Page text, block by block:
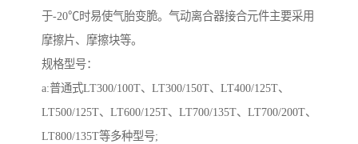
于-20℃时易使气胎变脆。气动离合器接合元件主要采用
摩擦片、摩擦块等。
规格型号：
a:普通式LT300/100T、LT300/150T、LT400/125T、
LT500/125T、LT600/125T、LT700/135T、LT700/200T、
LT800/135T等多种型号;